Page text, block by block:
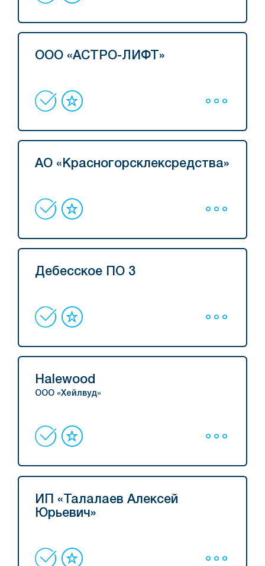
ООО «АСТРО-ЛИФТ»
АО «Красногорсклексредства»
Дебесское ПО 3
Halewood
ООО «Хейлвуд»
ИП «Талалаев Алексей
Юрьевич»